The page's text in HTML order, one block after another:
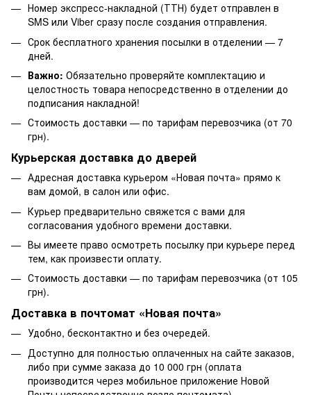
Номер экспресс-накладной (ТТН) будет отправлен в
SMS или Viber сразу после создания отправления.
Срок бесплатного хранения посылки в отделении — 7
дней.
Важно: Обязательно проверяйте комплектацию и
целостность товара непосредственно в отделении до
подписания накладной!
Стоимость доставки — по тарифам перевозчика (от 70
грн).
Курьерская доставка до дверей
Адресная доставка курьером «Новая почта» прямо к
вам домой, в салон или офис.
Курьер предварительно свяжется с вами для
согласования удобного времени доставки.
Вы имеете право осмотреть посылку при курьере перед
тем, как произвести оплату.
Стоимость доставки — по тарифам перевозчика (от 105
грн).
Доставка в почтомат «Новая почта»
Удобно, бесконтактно и без очередей.
Доступно для полностью оплаченных на сайте заказов,
либо при сумме заказа до 10 000 грн (оплата
производится через мобильное приложение Новой